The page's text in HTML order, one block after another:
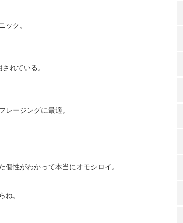
ック。
れている。
ージングに最適。
性がわかって本当にオモシロイ。
ね。